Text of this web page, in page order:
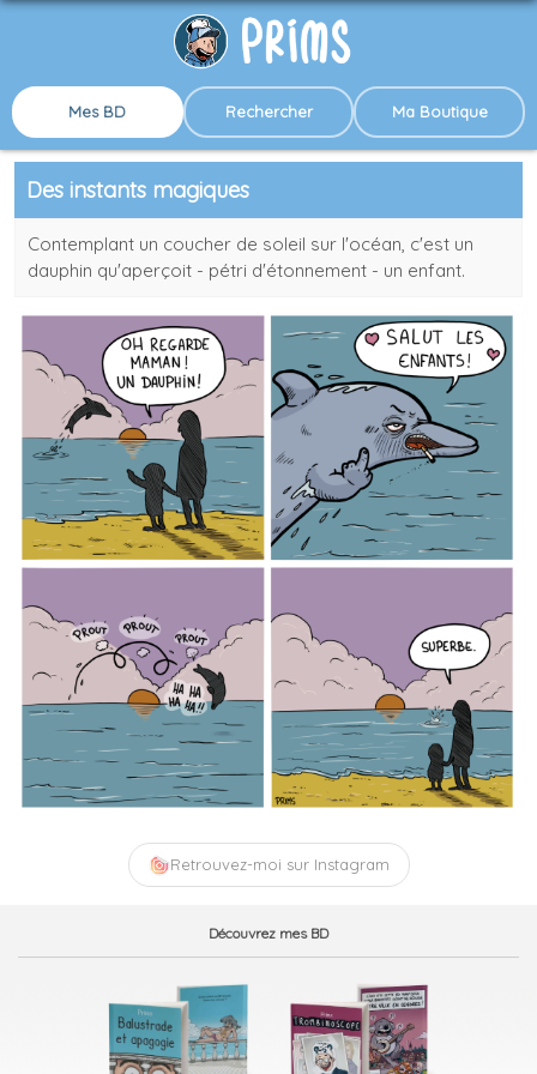
Mes BD Rechercher Ma Boutique
Des instants magiques
Contemplant un coucher de soleil sur l'océan, c'est un
dauphin qu'aperçoit - pétri d'étonnement - un enfant.
Retrouvez-moi sur Instagram
Découvrez mes BD